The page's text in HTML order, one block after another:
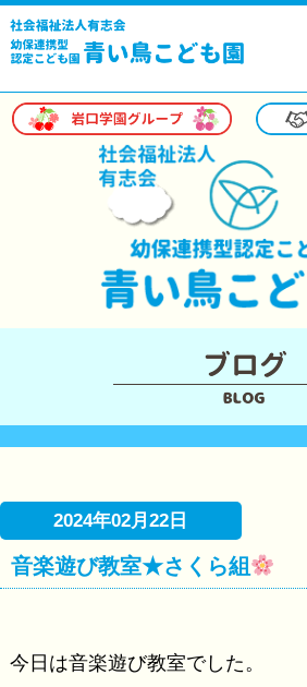
2024年02月22日
音楽遊び教室★さくら組
今日は音楽遊び教室でした。